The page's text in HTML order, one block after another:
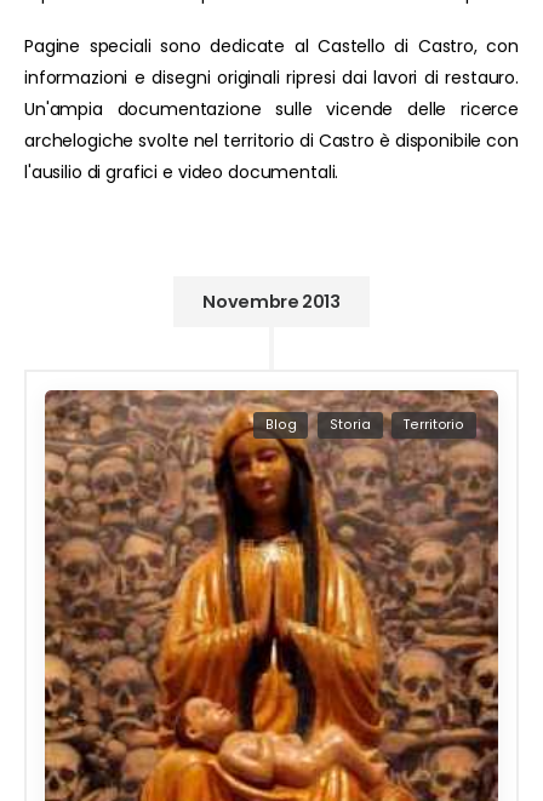
Pagine speciali sono dedicate al Castello di Castro, con
informazioni e disegni originali ripresi dai lavori di restauro.
Un'ampia documentazione sulle vicende delle ricerce
archelogiche svolte nel territorio di Castro è disponibile con
l'ausilio di grafici e video documentali.
Novembre 2013
Blog Storia Territorio